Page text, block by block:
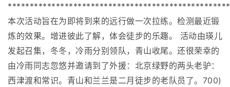
本次活动旨在为即将到来的远行做一次拉练。检测最近锻
炼的效果。增进彼此了解，体会徒步的乐趣。 活动由瑛儿
发起召集，冬冬，冷雨分别领队，青山收尾。还很荣幸的
由冷雨同志忽悠并邀请到了外援：北京绿野的两头老驴：
西津渡和常识。青山和兰兰是二月徒步的老队员了。700)